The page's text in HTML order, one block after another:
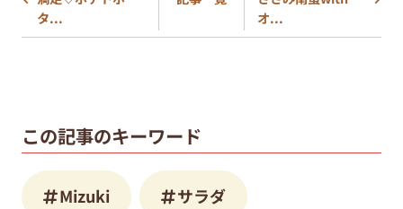
タ...
オ...
この記事のキーワード
Mizuki サラダ